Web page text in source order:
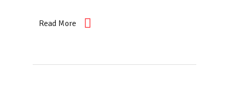
Read More